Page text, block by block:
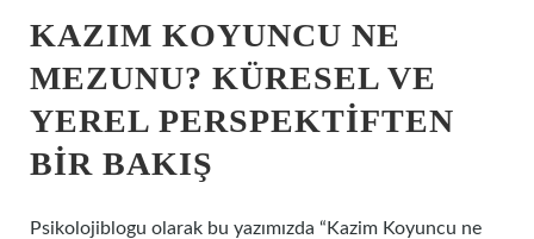
KAZIM KOYUNCU NE
MEZUNU? KÜRESEL VE
YEREL PERSPEKTIFTEN
BIR BAKIŞ
Psikolojiblogu olarak bu yazımızda “Kazim Koyuncu ne